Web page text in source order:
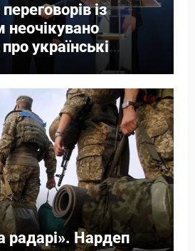
із
українські
радарі». Нардеп